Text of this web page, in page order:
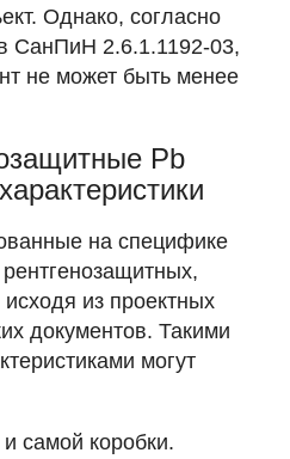
Однако, согласно
СанПиН 2.6.1.1192-03,
не может быть менее
Pb
на специфике
из проектных
документов. Такими
могут
самой коробки.